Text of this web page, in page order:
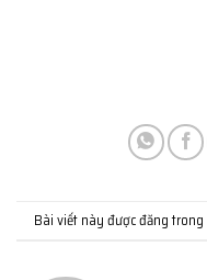
Bài viết này được đăng trong